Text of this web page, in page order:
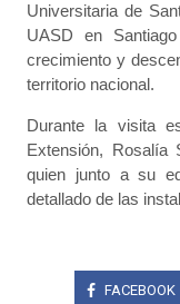
Universitaria de
UASD en
crecimiento y
territorio nacional.
Durante la visita
Extensión, Rosalía
quien junto a su
detallado de las
FACEBOOK